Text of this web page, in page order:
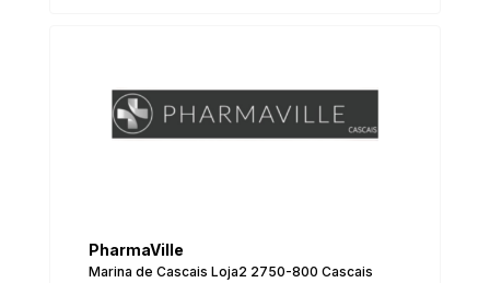
PharmaVille
Marina de Cascais Loja2 2750-800 Cascais